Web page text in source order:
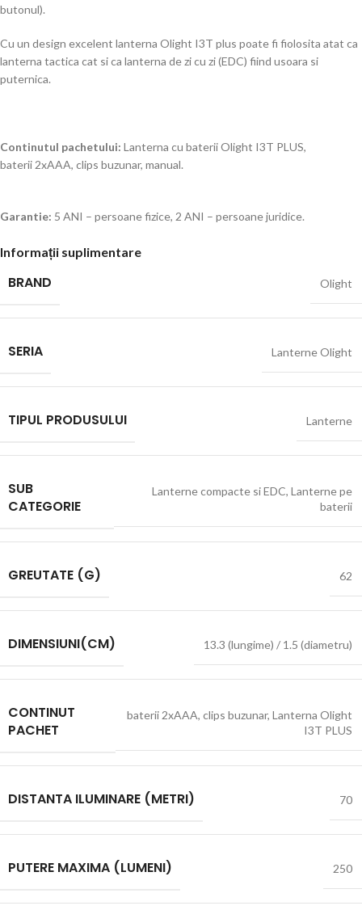
butonul).
Cu un design excelent lanterna Olight I3T plus poate fi fiolosita atat ca
lanterna tactica cat si ca lanterna de zi cu zi (EDC) fiind usoara si
puternica.
Continutul pachetului: Lanterna cu baterii Olight I3T PLUS,
baterii 2xAAA, clips buzunar, manual.
Garantie: 5 ANI – persoane fizice, 2 ANI – persoane juridice.
Informații suplimentare
BRAND Olight
SERIA Lanterne Olight
TIPUL PRODUSULUI Lanterne
SUB
CATEGORIE
Lanterne compacte si EDC, Lanterne pe
baterii
GREUTATE (G) 62
DIMENSIUNI(CM) 13.3 (lungime) / 1.5 (diametru)
CONTINUT
PACHET
baterii 2xAAA, clips buzunar, Lanterna Olight
I3T PLUS
DISTANTA ILUMINARE (METRI) 70
PUTERE MAXIMA (LUMENI) 250